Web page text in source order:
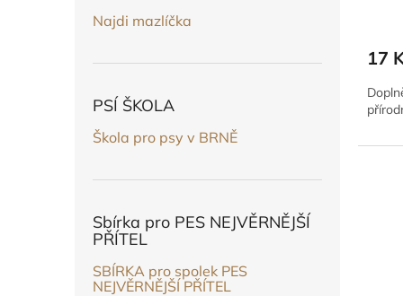
Najdi mazlíčka
PSÍ ŠKOLA
Škola pro psy v BRNĚ
Sbírka pro PES NEJVĚRNĚJŠÍ
PŘÍTEL
SBÍRKA pro spolek PES
NEJVĚRNĚJŠÍ PŘÍTEL
17